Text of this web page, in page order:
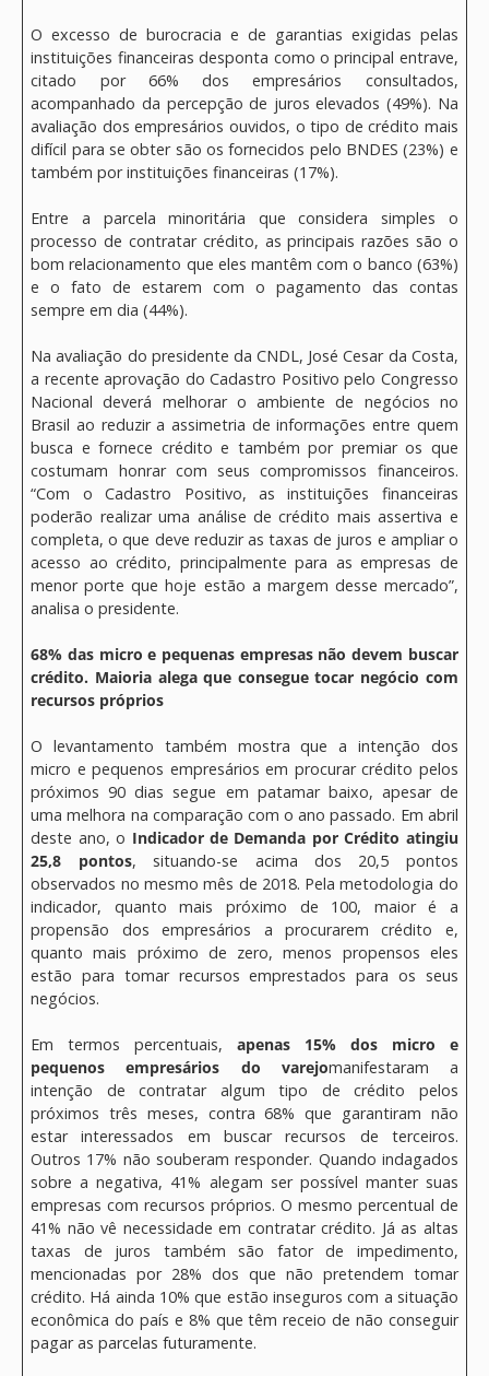
O excesso de burocracia e de garantias exigidas pelas
instituições financeiras desponta como o principal entrave,
citado por 66% dos empresários consultados,
acompanhado da percepção de juros elevados (49%). Na
avaliação dos empresários ouvidos, o tipo de crédito mais
difícil para se obter são os fornecidos pelo BNDES (23%) e
também por instituições financeiras (17%).
Entre a parcela minoritária que considera simples o
processo de contratar crédito, as principais razões são o
bom relacionamento que eles mantêm com o banco (63%)
e o fato de estarem com o pagamento das contas
sempre em dia (44%).
Na avaliação do presidente da CNDL, José Cesar da Costa,
a recente aprovação do Cadastro Positivo pelo Congresso
Nacional deverá melhorar o ambiente de negócios no
Brasil ao reduzir a assimetria de informações entre quem
busca e fornece crédito e também por premiar os que
costumam honrar com seus compromissos financeiros.
“Com o Cadastro Positivo, as instituições financeiras
poderão realizar uma análise de crédito mais assertiva e
completa, o que deve reduzir as taxas de juros e ampliar o
acesso ao crédito, principalmente para as empresas de
menor porte que hoje estão a margem desse mercado”,
analisa o presidente.
68% das micro e pequenas empresas não devem buscar
crédito. Maioria alega que consegue tocar negócio com
recursos próprios
O levantamento também mostra que a intenção dos
micro e pequenos empresários em procurar crédito pelos
próximos 90 dias segue em patamar baixo, apesar de
uma melhora na comparação com o ano passado. Em abril
deste ano, o Indicador de Demanda por Crédito atingiu
25,8 pontos, situando-se acima dos 20,5 pontos
observados no mesmo mês de 2018. Pela metodologia do
indicador, quanto mais próximo de 100, maior é a
propensão dos empresários a procurarem crédito e,
quanto mais próximo de zero, menos propensos eles
estão para tomar recursos emprestados para os seus
negócios.
Em termos percentuais, apenas 15% dos micro e
pequenos empresários do varejomanifestaram a
intenção de contratar algum tipo de crédito pelos
próximos três meses, contra 68% que garantiram não
estar interessados em buscar recursos de terceiros.
Outros 17% não souberam responder. Quando indagados
sobre a negativa, 41% alegam ser possível manter suas
empresas com recursos próprios. O mesmo percentual de
41% não vê necessidade em contratar crédito. Já as altas
taxas de juros também são fator de impedimento,
mencionadas por 28% dos que não pretendem tomar
crédito. Há ainda 10% que estão inseguros com a situação
econômica do país e 8% que têm receio de não conseguir
pagar as parcelas futuramente.